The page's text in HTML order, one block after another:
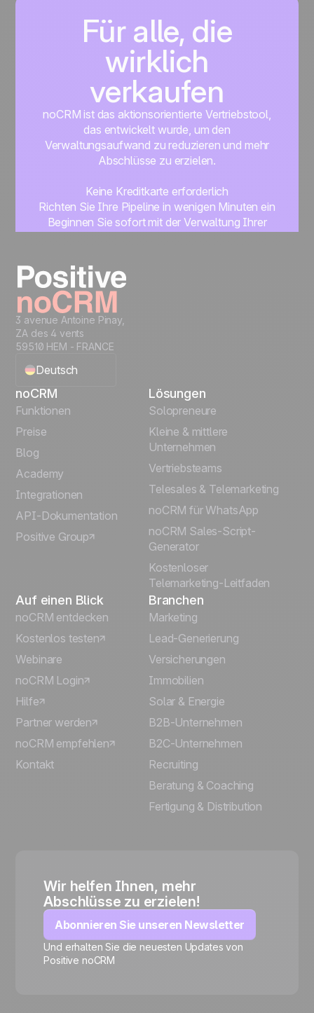
Für alle, die
wirklich
verkaufen
noCRM ist das aktionsorientierte Vertriebstool,
das entwickelt wurde, um den
Verwaltungsaufwand zu reduzieren und mehr
Abschlüsse zu erzielen.
Keine Kreditkarte erforderlich
Richten Sie Ihre Pipeline in wenigen Minuten ein
Beginnen Sie sofort mit der Verwaltung Ihrer
3 avenue Antoine Pinay,
ZA des 4 vents
59510 HEM - FRANCE
Deutsch
English
Español
Português
Italiano
noCRM
Funktionen
Preise
Blog
Academy
Integrationen
API-Dokumentation
Positive Group
Lösungen
Solopreneure
Kleine & mittlere
Unternehmen
Vertriebsteams
Telesales & Telemarketing
noCRM für WhatsApp
noCRM Sales-Script-
Generator
Kostenloser
Telemarketing-Leitfaden
Auf einen Blick
noCRM entdecken
Kostenlos testen
Webinare
noCRM Login
Hilfe
Partner werden
noCRM empfehlen
Kontakt
Branchen
Marketing
Lead-Generierung
Versicherungen
Immobilien
Solar & Energie
B2B-Unternehmen
B2C-Unternehmen
Recruiting
Beratung & Coaching
Fertigung & Distribution
Wir helfen Ihnen, mehr
Abschlüsse zu erzielen!
Abonnieren Sie unseren Newsletter
Und erhalten Sie die neuesten Updates von
Positive noCRM